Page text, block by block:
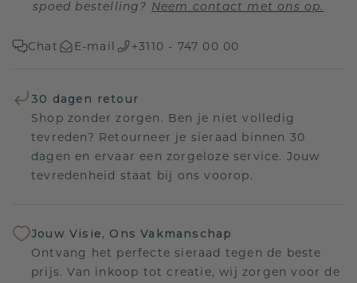
spoed bestelling? Neem contact met ons op.
Chat E-mail +3110 - 747 00 00
30 dagen retour
Shop zonder zorgen. Ben je niet volledig
tevreden? Retourneer je sieraad binnen 30
dagen en ervaar een zorgeloze service. Jouw
tevredenheid staat bij ons voorop.
Jouw Visie, Ons Vakmanschap
Ontvang het perfecte sieraad tegen de beste
prijs. Van inkoop tot creatie, wij zorgen voor de